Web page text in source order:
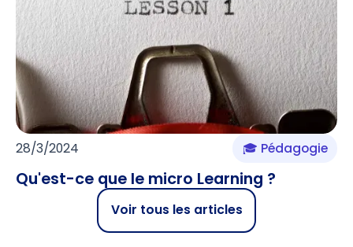
28/3/2024 🎓 Pédagogie
Qu'est-ce que le micro Learning ?
Voir tous les articles